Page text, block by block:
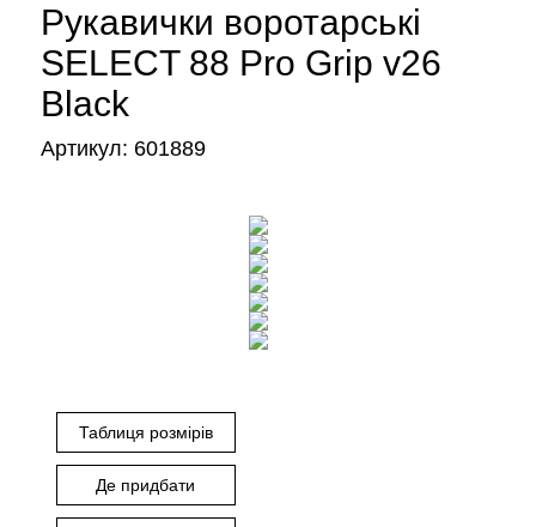
Рукавички воротарські
SELECT 88 Pro Grip v26
Black
Артикул: 601889
Таблиця розмірів
Де придбати